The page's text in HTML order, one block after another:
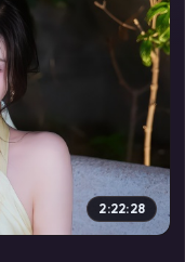
2:22:28